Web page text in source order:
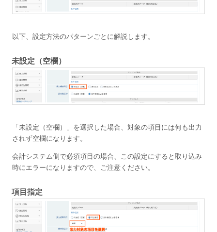
以下、設定方法のパターンごとに解説します。
未設定（空欄）
「未設定（空欄）」を選択した場合、対象の項目には何も出力
されず空欄になります。
会計システム側で必須項目の場合、この設定にすると取り込み
時にエラーになりますので、ご注意ください。
項目指定